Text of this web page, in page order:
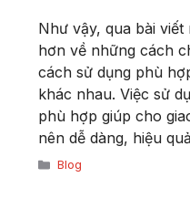
Như vậy, qua bài
hơn về những cách
cách sử dụng phù
khác nhau. Việc sử
phù hợp giúp cho
nên dễ dàng, hiệu
Danh
Blog